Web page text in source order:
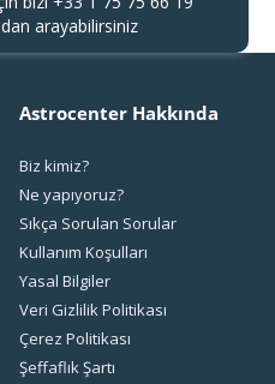
arayabilirsiniz
Astrocenter Hakkında
Biz kimiz?
Ne yapıyoruz?
Sıkça Sorulan Sorular
Kullanım Koşulları
Yasal Bilgiler
Veri Gizlilik Politikası
Çerez Politikası
Şeffaflık Şartı